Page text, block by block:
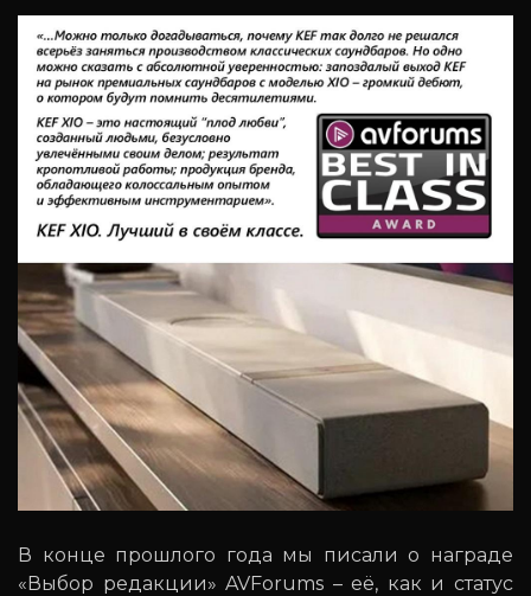
В конце прошлого года мы писали о награде
«Выбор редакции» AVForums – её, как и статус